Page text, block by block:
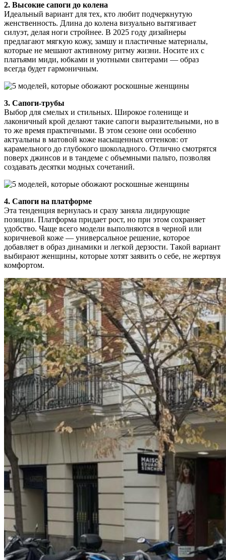
2. Высокие сапоги до колена
Идеальный вариант для тех, кто любит подчеркнутую
женственность. Длина до колена визуально вытягивает
силуэт, делая ноги стройнее. В 2025 году дизайнеры
предлагают мягкую кожу, замшу и пластичные материалы,
которые не мешают активному ритму жизни. Носите их с
платьями миди, юбками и уютными свитерами — образ
всегда будет гармоничным.
3. Сапоги-трубы
Выбор для смелых и стильных. Широкое голенище и
лаконичный крой делают такие сапоги выразительными, но в
то же время практичными. В этом сезоне они особенно
актуальны в матовой коже насыщенных оттенков: от
карамельного до глубокого шоколадного. Отлично смотрятся
поверх джинсов и в тандеме с объемными пальто, позволяя
создавать десятки модных сочетаний.
4. Сапоги на платформе
Эта тенденция вернулась и сразу заняла лидирующие
позиции. Платформа придает рост, но при этом сохраняет
удобство. Чаще всего модели выполняются в черной или
коричневой коже — универсальное решение, которое
добавляет в образ динамики и легкой дерзости. Такой вариант
выбирают женщины, которые хотят заявить о себе, не жертвуя
комфортом.